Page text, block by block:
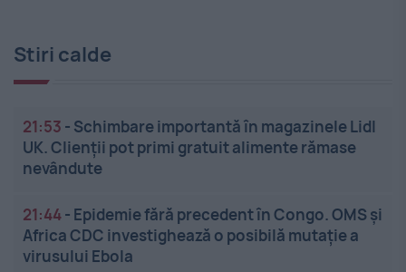
Stiri calde
21:53 - Schimbare importantă în magazinele Lidl
UK. Clienții pot primi gratuit alimente rămase
nevândute
21:44- Epidemie fără precedent în Congo. OMS și
Africa CDC investighează o posibilă mutație a
virusului Ebola